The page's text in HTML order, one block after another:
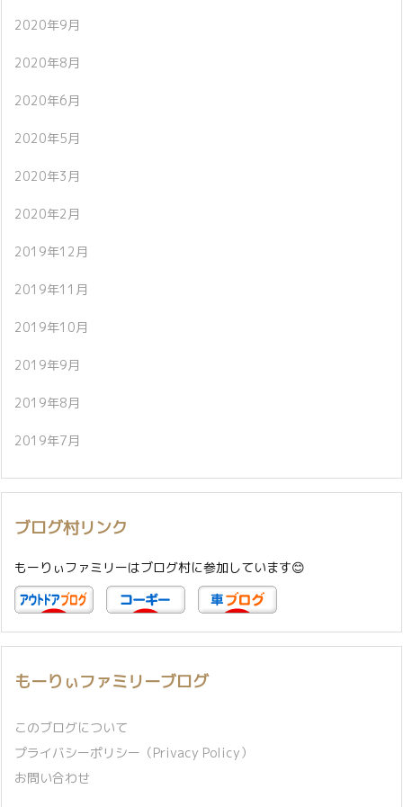
2020年9月
2020年8月
2020年6月
2020年5月
2020年3月
2020年2月
2019年12月
2019年11月
2019年10月
2019年9月
2019年8月
2019年7月
ブログ村リンク
もーりぃファミリーはブログ村に参加しています😊
もーりぃファミリーブログ
このブログについて
プライバシーポリシー（Privacy Policy）
お問い合わせ